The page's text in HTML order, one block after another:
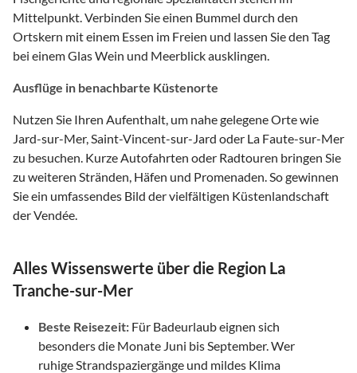
Mittelpunkt. Verbinden Sie einen Bummel durch den
Ortskern mit einem Essen im Freien und lassen Sie den Tag
bei einem Glas Wein und Meerblick ausklingen.
Ausflüge in benachbarte Küstenorte
Nutzen Sie Ihren Aufenthalt, um nahe gelegene Orte wie
Jard-sur-Mer, Saint-Vincent-sur-Jard oder La Faute-sur-Mer
zu besuchen. Kurze Autofahrten oder Radtouren bringen Sie
zu weiteren Stränden, Häfen und Promenaden. So gewinnen
Sie ein umfassendes Bild der vielfältigen Küstenlandschaft
der Vendée.
Alles Wissenswerte über die Region La
Tranche-sur-Mer
Beste Reisezeit: Für Badeurlaub eignen sich
besonders die Monate Juni bis September. Wer
ruhige Strandspaziergänge und mildes Klima